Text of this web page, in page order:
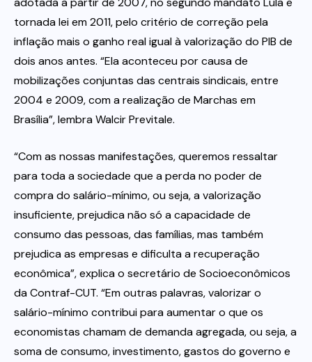
tornada lei em 2011, pelo critério de correção pela
inflação mais o ganho real igual à valorização do PIB de
dois anos antes. “Ela aconteceu por causa de
mobilizações conjuntas das centrais sindicais, entre
2004 e 2009, com a realização de Marchas em
Brasília”, lembra Walcir Previtale.
“Com as nossas manifestações, queremos ressaltar
para toda a sociedade que a perda no poder de
compra do salário-mínimo, ou seja, a valorização
insuficiente, prejudica não só a capacidade de
consumo das pessoas, das famílias, mas também
prejudica as empresas e dificulta a recuperação
econômica”, explica o secretário de Socioeconômicos
da Contraf-CUT. “Em outras palavras, valorizar o
salário-mínimo contribui para aumentar o que os
economistas chamam de demanda agregada, ou seja, a
soma de consumo, investimento, gastos do governo e